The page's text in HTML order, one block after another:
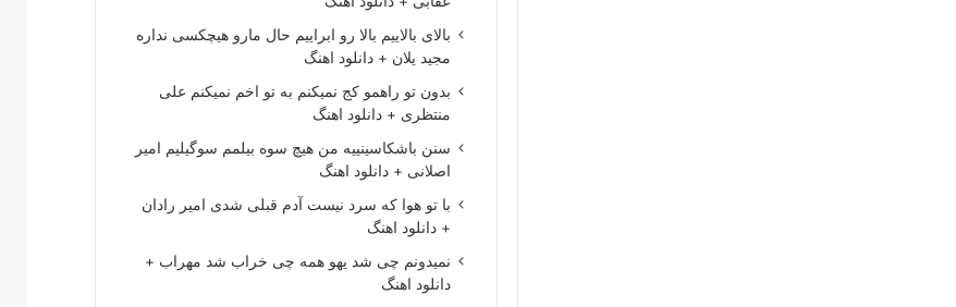
بالای بالاییم بالا رو ابراییم حال مارو هیچکسی نداره
مجید یلان + دانلود اهنگ
بدون تو راهمو کج نمیکنم به تو اخم نمیکنم علی
منتظری + دانلود اهنگ
سنن باشکاسینییه من هیچ سوه بیلمم سوگیلیم امیر
اصلانی + دانلود اهنگ
با تو هوا که سرد نیست آدم قبلی شدی امیر رادان
+ دانلود اهنگ
نمیدونم چی شد یهو همه چی خراب شد مهراب +
دانلود اهنگ